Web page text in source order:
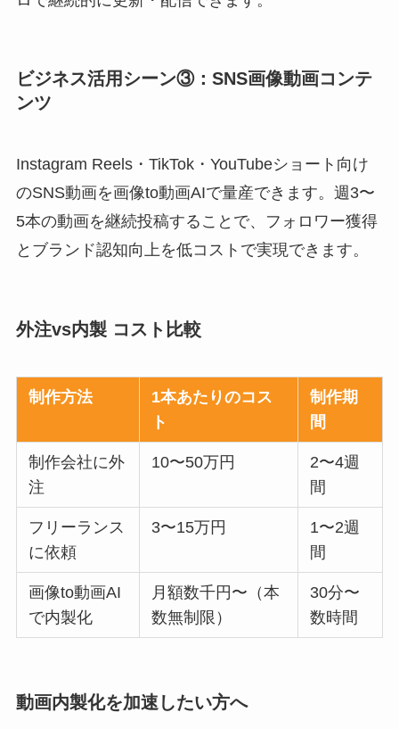
ビジネス活用シーン③：SNS画像動画コンテ
ンツ
Instagram Reels・TikTok・YouTubeショート向け
のSNS動画を画像to動画AIで量産できます。週3〜
5本の動画を継続投稿することで、フォロワー獲得
とブランド認知向上を低コストで実現できます。
外注vs内製 コスト比較
制作方法
1本あたりのコス
ト
制作期
間
制作会社に外
注
10〜50万円
2〜4週
間
フリーランス
に依頼
3〜15万円
1〜2週
間
画像to動画AI
で内製化
月額数千円〜（本
数無制限）
30分〜
数時間
動画内製化を加速したい方へ